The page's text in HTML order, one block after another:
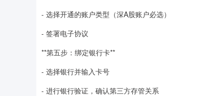
- 选择开通的账户类型（深A股账户必选）
- 签署电子协议
**第五步：绑定银行卡**
- 选择银行并输入卡号
- 进行银行验证，确认第三方存管关系